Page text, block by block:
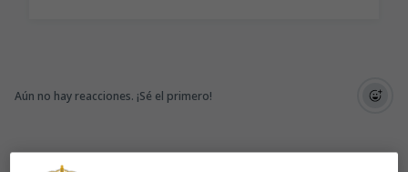
Aún no hay reacciones. ¡Sé el primero!